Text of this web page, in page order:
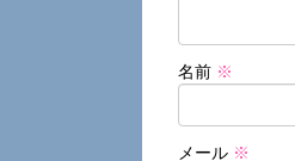
名前 ※
メール ※